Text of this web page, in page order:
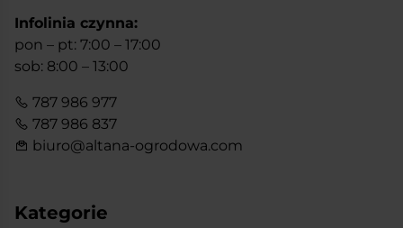
Infolinia czynna:
pon – pt: 7:00 – 17:00
sob: 8:00 – 13:00
787 986 977
787 986 837
biuro@altana-ogrodowa.com
Kategorie